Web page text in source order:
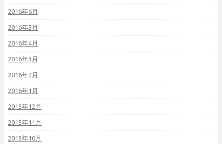
2016年6月
2016年5月
2016年4月
2016年3月
2016年2月
2016年1月
2015年12月
2015年11月
2015年10月